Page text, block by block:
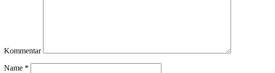
Kommentar
Name *